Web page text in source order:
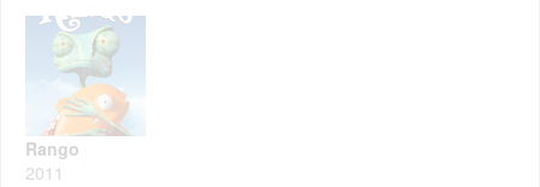
Rango
2011